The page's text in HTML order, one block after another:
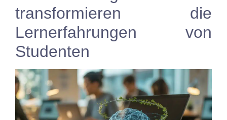
transformieren die
Lernerfahrungen von
Studenten